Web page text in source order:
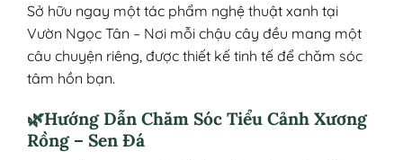
Sở hữu ngay một tác phẩm nghệ thuật xanh tại
Vườn Ngọc Tân – Nơi mỗi chậu cây đều mang một
câu chuyện riêng, được thiết kế tinh tế để chăm sóc
tâm hồn bạn.
🌿Hướng Dẫn Chăm Sóc Tiểu Cảnh Xương
Rồng – Sen Đá